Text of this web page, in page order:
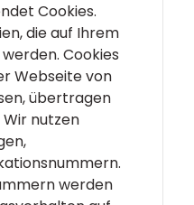
Cookies.
die auf Ihrem
Cookies
Webseite von
übertragen
nutzen
werden